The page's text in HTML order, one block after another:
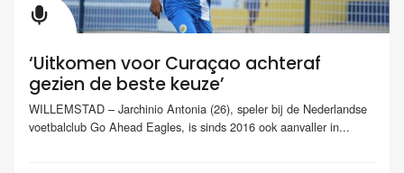
‘Uitkomen voor Curaçao achteraf
gezien de beste keuze’
WILLEMSTAD – Jarchinio Antonia (26), speler bij de Nederlandse
voetbalclub Go Ahead Eagles, is sinds 2016 ook aanvaller in...